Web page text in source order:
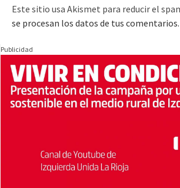
Este sitio usa Akismet para reducir el
se procesan los datos de tus comentarios.
Publicidad